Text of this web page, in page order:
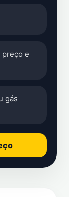
preço e
gás